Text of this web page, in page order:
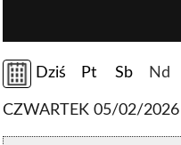
Dziś Pt Sb Nd
CZWARTEK 05/02/2026